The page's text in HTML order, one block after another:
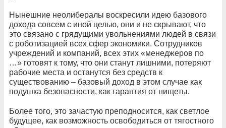
Нынешние неолибералы воскресили идею базового
дохода совсем с иной целью, они и не скрывают, что
это связано с грядущими увольнениями людей в связи
с роботизацией всех сфер экономики. Сотрудников
учреждений и компаний, всех этих «менеджеров по
…» готовят к тому, что они станут лишними, потеряют
рабочие места и останутся без средств к
существованию – базовый доход в этом случае как
подушка безопасности, как гарантия от нищеты.
Более того, это зачастую преподносится, как светлое
будущее, как возможность освободиться от тягостного